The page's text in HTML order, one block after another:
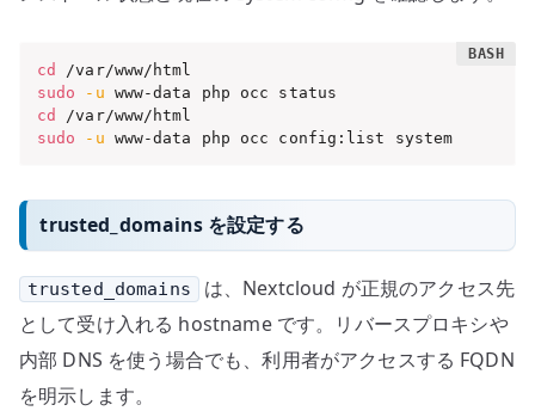
cd
sudo
-u
cd
sudo
-u www-data php occ config:list system
trusted_domains を設定する
trusted_domains
は、Nextcloud が正規のアクセス先
として受け入れる hostname です。リバースプロキシや
内部 DNS を使う場合でも、利用者がアクセスする FQDN
を明示します。